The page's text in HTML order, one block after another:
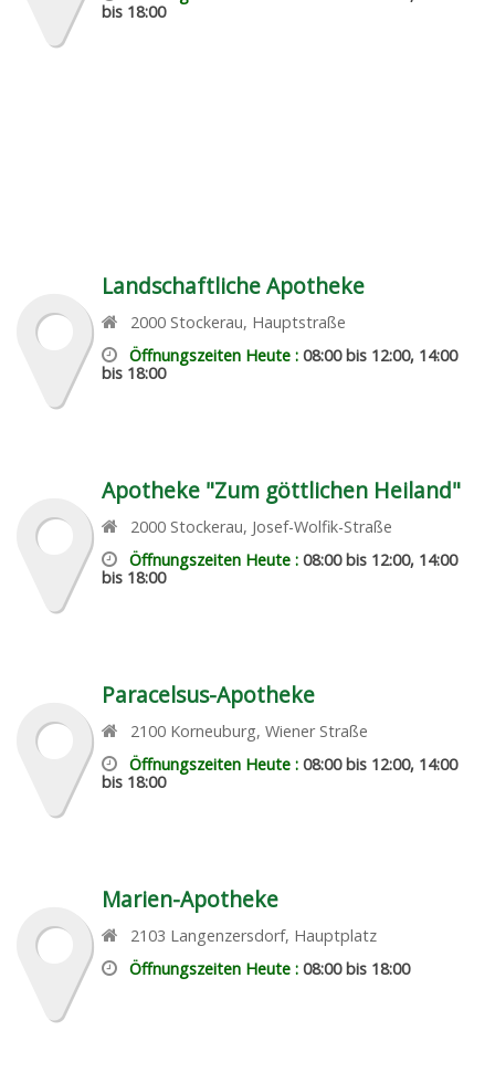
bis 18:00
Landschaftliche Apotheke
2000 Stockerau, Hauptstraße
Öffnungszeiten Heute :08:00 bis 12:00, 14:00
bis 18:00
Apotheke "Zum göttlichen Heiland"
2000 Stockerau, Josef-Wolfik-Straße
Öffnungszeiten Heute :08:00 bis 12:00, 14:00
bis 18:00
Paracelsus-Apotheke
2100 Korneuburg,Wiener Straße
Öffnungszeiten Heute :08:00 bis 12:00, 14:00
bis 18:00
Marien-Apotheke
2103 Langenzersdorf, Hauptplatz
Öffnungszeiten Heute :08:00 bis 18:00